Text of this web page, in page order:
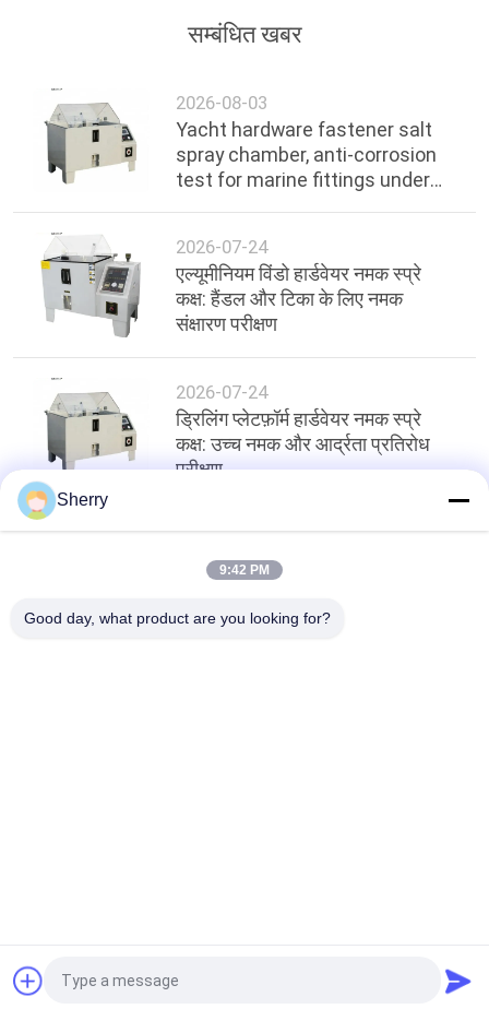
सम्बंधित खबर
2026-08-03
Yacht hardware fastener salt
spray chamber, anti-corrosion
test for marine fittings under
2026-07-24
एल्यूमीनियम विंडो हार्डवेयर नमक स्प्रे
कक्ष: हैंडल और टिका के लिए नमक
संक्षारण परीक्षण
2026-07-24
ड्रिलिंग प्लेटफ़ॉर्म हार्डवेयर नमक स्प्रे
कक्ष: उच्च नमक और आर्द्रता प्रतिरोध
परीक्षण
शीर्ष
Sherry
9:42 PM
Good day, what product are you looking for?